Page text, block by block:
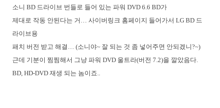
소니 BD 드라이브 번들로 들어 있는 파워 DVD 6.6 BD가
제대로 작동 안된다는 거… 사이버링크 홈페이지 들어가서 LG BD 드
라이브용
패치 버전 받고 해결… (소니야~ 잘 되는 것 좀 넣어주면 안되겠니?~)
근데 기분이 찜찜해서 그냥 파워 DVD 울트라(버전 7.2)을 깔았음다.
BD, HD-DVD 재생 되는 놈이죠..